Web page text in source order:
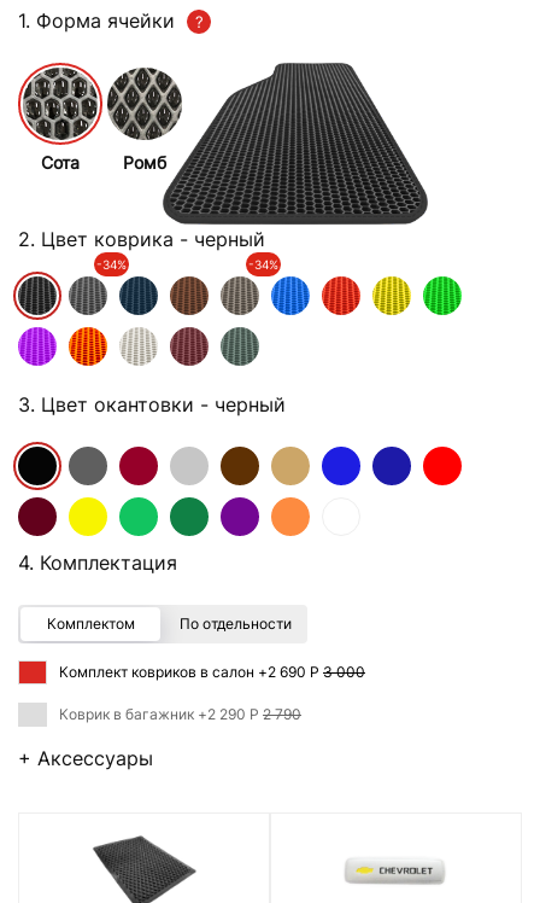
1. Форма ячейки
Сота Ромб
2. Цвет коврика - черный
-34% -34%
3. Цвет окантовки - черный
4. Комплектация
Комплектом По отдельности
Комплект ковриков в салон +2 690 Р 3 000
Коврик в багажник +2 290 Р 2 790
+ Аксессуары